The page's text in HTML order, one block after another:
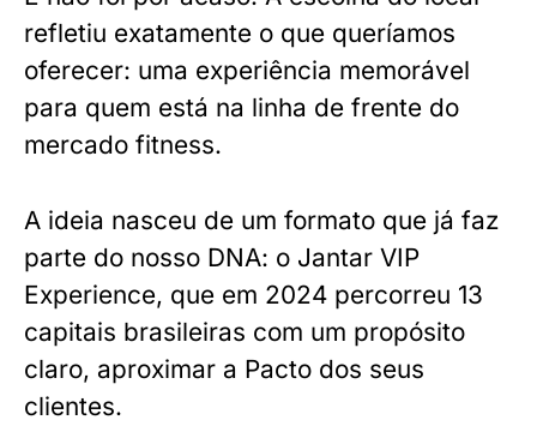
refletiu exatamente o que queríamos
oferecer: uma experiência memorável
para quem está na linha de frente do
mercado fitness.
A ideia nasceu de um formato que já faz
parte do nosso DNA: o Jantar VIP
Experience, que em 2024 percorreu 13
capitais brasileiras com um propósito
claro, aproximar a Pacto dos seus
clientes.